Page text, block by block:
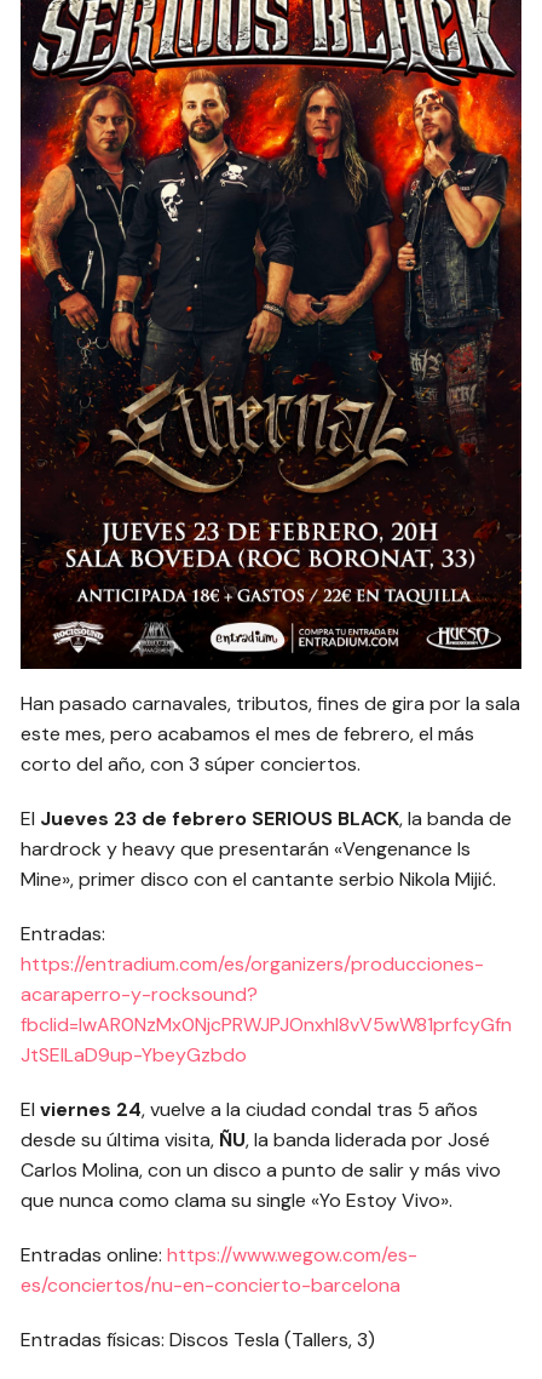
Han pasado carnavales, tributos, fines de gira por la sala
este mes, pero acabamos el mes de febrero, el más
corto del año, con 3 súper conciertos.
El Jueves 23 de febrero SERIOUS BLACK, la banda de
hardrock y heavy que presentarán «Vengenance Is
Mine», primer disco con el cantante serbio Nikola Mijić.
Entradas:
https://entradium.com/es/organizers/producciones-
acaraperro-y-rocksound?
fbclid=IwAR0NzMx0NjcPRWJPJOnxhI8vV5wW81prfcyGfn
JtSEILaD9up-YbeyGzbdo
Elviernes 24, vuelve a la ciudad condal tras 5 años
desde su última visita, ÑU, la banda liderada por José
Carlos Molina, con un disco a punto de salir y más vivo
que nunca como clama su single «Yo Estoy Vivo».
Entradas online:https://www.wegow.com/es-
es/conciertos/nu-en-concierto-barcelona
Entradas físicas: Discos Tesla (Tallers, 3)